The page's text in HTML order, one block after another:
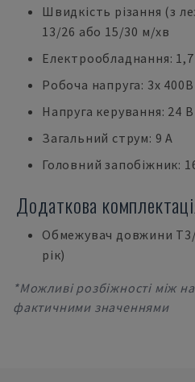
Швидкість різання (з
13/26 або 15/30 м/хв
Електрообладнання:
Робоча напруга: 3x
Напруга керування: 24
Загальний струм: 9 А
Головний запобіжник:
Додаткова
Обмежувач довжини T3/
рік)
*Можливі розбіжності між
фактичними значеннями